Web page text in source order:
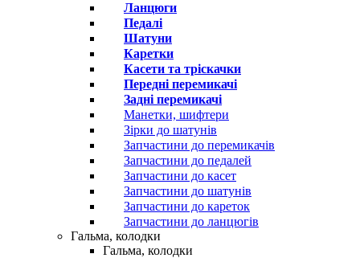
Ланцюги
Педалі
Шатуни
Каретки
Касети та тріскачки
Передні перемикачі
Задні перемикачі
Манетки, шифтери
Зірки до шатунів
Запчастини до перемикачів
Запчастини до педалей
Запчастини до касет
Запчастини до шатунів
Запчастини до кареток
Запчастини до ланцюгів
Гальма, колодки
Гальма, колодки